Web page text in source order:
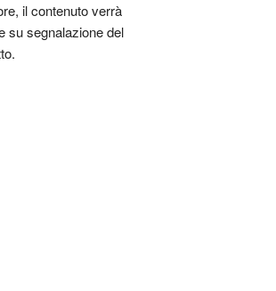
il contenuto verrà
su segnalazione del